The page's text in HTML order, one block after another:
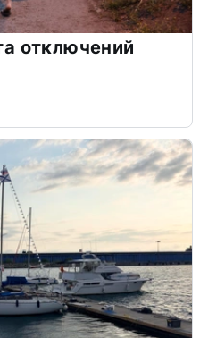
отключений